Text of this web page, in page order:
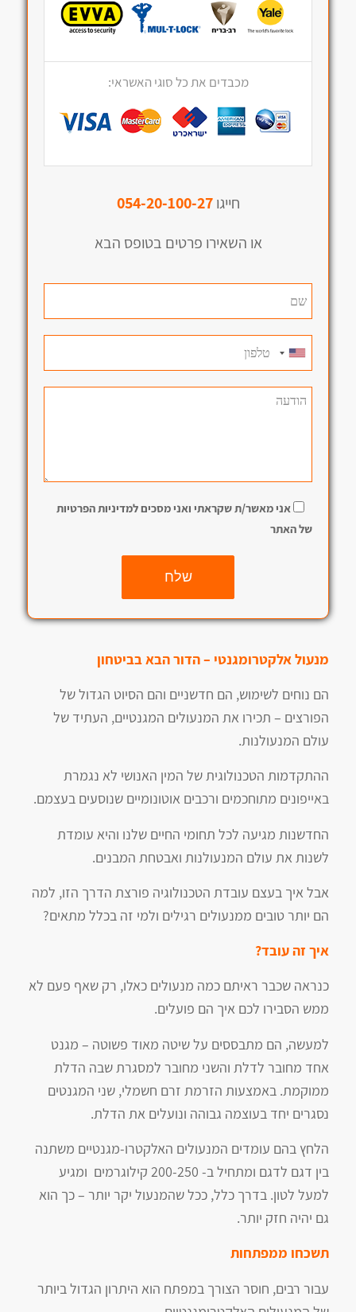
מכבדים את כל סוגי האשראי:
חייגו054-20-100-27
או השאירו פרטים בטופס הבא
אני מאשר/ת שקראתי ואני מסכים למדיניות הפרטיות
של האתר
שלח
מנעול אלקטרומגנטי –הדור הבא בביטחון
הם נוחים לשימוש, הם חדשניים והם הסיוט הגדול של
הפורצים – תכירו את המנעולים המגנטיים, העתיד של
עולם המנעולנות.
ההתקדמות הטכנולוגית של המין האנושי לא נגמרת
באייפונים מתוחכמים ורכבים אוטונומיים שנוסעים בעצמם.
החדשנות מגיעה לכל תחומי החיים שלנו והיא עומדת
לשנות את עולם המנעולנות ואבטחת המבנים.
אבל איך בעצם עובדת הטכנולוגיה פורצת הדרך הזו, למה
הם יותר טובים ממנעולים רגילים ולמי זה בכלל מתאים?
איך זה עובד?
כנראה שכבר ראיתם כמה מנעולים כאלו, רק שאף פעם לא
ממש הסבירו לכם איך הם פועלים.
למעשה, הם מתבססים על שיטה מאוד פשוטה – מגנט
אחד מחובר לדלת והשני מחובר למסגרת שבה הדלת
ממוקמת. באמצעות הזרמת זרם חשמלי, שני המגנטים
נסגרים יחד בעוצמה גבוהה ונועלים את הדלת.
הלחץ בהם עומדים המנעולים האלקטרו-מגנטיים משתנה
בין דגם לדגם ומתחיל ב- 200-250 קילוגרמים ומגיע
למעל לטון. בדרך כלל, ככל שהמנעול יקר יותר – כך הוא
גם יהיה חזק יותר.
תשכחו ממפתחות
עבור רבים, חוסר הצורך במפתח הוא היתרון הגדול ביותר